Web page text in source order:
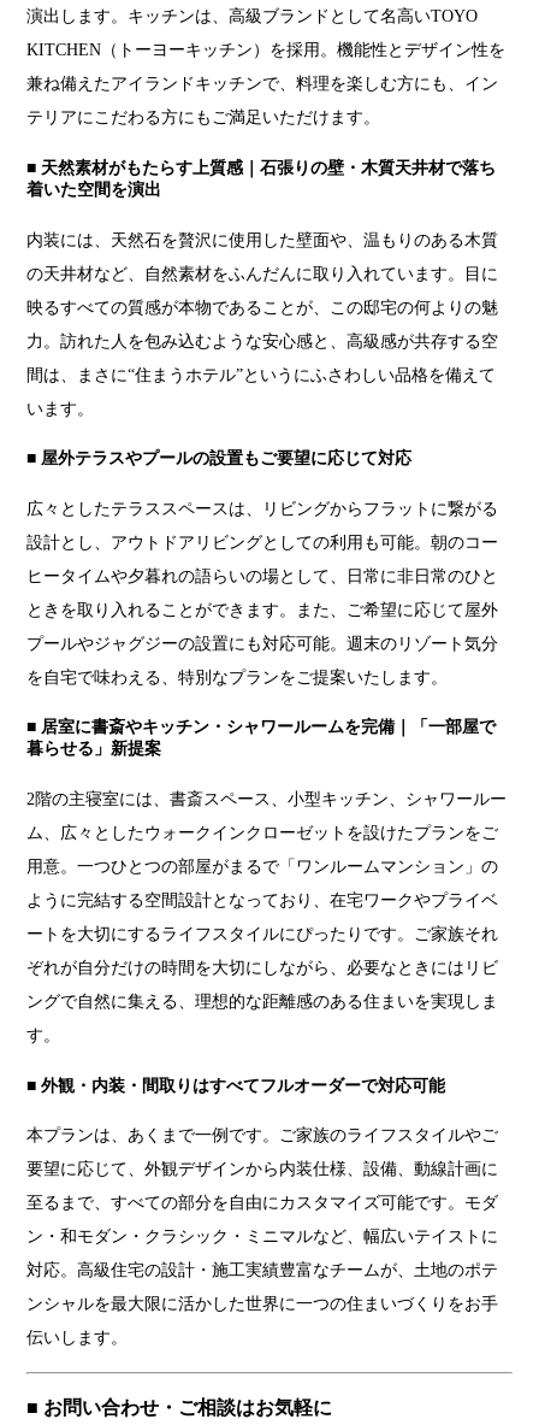
演出します。キッチンは、高級ブランドとして名高いTOYO
KITCHEN（トーヨーキッチン）を採用。機能性とデザイン性を
兼ね備えたアイランドキッチンで、料理を楽しむ方にも、イン
テリアにこだわる方にもご満足いただけます。
■ 天然素材がもたらす上質感｜石張りの壁・木質天井材で落ち
着いた空間を演出
内装には、天然石を贅沢に使用した壁面や、温もりのある木質
の天井材など、自然素材をふんだんに取り入れています。目に
映るすべての質感が本物であることが、この邸宅の何よりの魅
力。訪れた人を包み込むような安心感と、高級感が共存する空
間は、まさに“住まうホテル”というにふさわしい品格を備えて
います。
■ 屋外テラスやプールの設置もご要望に応じて対応
広々としたテラススペースは、リビングからフラットに繋がる
設計とし、アウトドアリビングとしての利用も可能。朝のコー
ヒータイムや夕暮れの語らいの場として、日常に非日常のひと
ときを取り入れることができます。また、ご希望に応じて屋外
プールやジャグジーの設置にも対応可能。週末のリゾート気分
を自宅で味わえる、特別なプランをご提案いたします。
■ 居室に書斎やキッチン・シャワールームを完備｜「一部屋で
暮らせる」新提案
2階の主寝室には、書斎スペース、小型キッチン、シャワールー
ム、広々としたウォークインクローゼットを設けたプランをご
用意。一つひとつの部屋がまるで「ワンルームマンション」の
ように完結する空間設計となっており、在宅ワークやプライベ
ートを大切にするライフスタイルにぴったりです。ご家族それ
ぞれが自分だけの時間を大切にしながら、必要なときにはリビ
ングで自然に集える、理想的な距離感のある住まいを実現しま
す。
■ 外観・内装・間取りはすべてフルオーダーで対応可能
本プランは、あくまで一例です。ご家族のライフスタイルやご
要望に応じて、外観デザインから内装仕様、設備、動線計画に
至るまで、すべての部分を自由にカスタマイズ可能です。モダ
ン・和モダン・クラシック・ミニマルなど、幅広いテイストに
対応。高級住宅の設計・施工実績豊富なチームが、土地のポテ
ンシャルを最大限に活かした世界に一つの住まいづくりをお手
伝いします。
■ お問い合わせ・ご相談はお気軽に